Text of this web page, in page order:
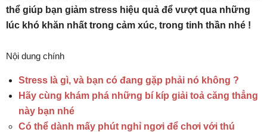
thể giúp bạn giảm stress hiệu quả để vượt qua những
lúc khó khăn nhất trong cảm xúc, trong tinh thần nhé !
Nội dung chính
Stress là gì, và bạn có đang gặp phải nó không ?
Hãy cùng khám phá những bí kíp giải toả căng thẳng
này bạn nhé
Có thể dành mấy phút nghỉ ngơi để chơi với thú